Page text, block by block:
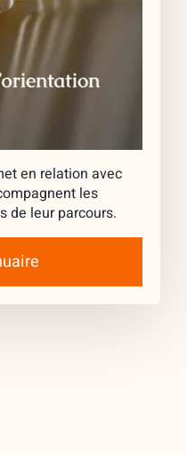
en relation avec
les
de leur parcours.